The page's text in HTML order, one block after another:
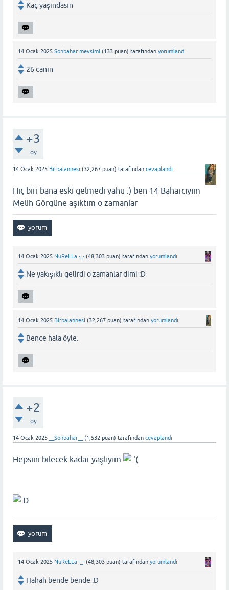
Kaç yaşındasın
14 Ocak 2025 Sonbahar mevsimi (133 puan) tarafından yorumlandı
26 canın
+3
oy
14 Ocak 2025 Birbalannesi (32,267 puan) tarafından cevaplandı
Hiç biri bana eski gelmedi yahu :) ben 14 Baharcıyım
Melih Görgüne aşıktım o zamanlar
14 Ocak 2025 NuReLLa -_- (48,303 puan) tarafından yorumlandı
Ne yakışıklı gelirdi o zamanlar dimi :D
14 Ocak 2025 Birbalannesi (32,267 puan) tarafından yorumlandı
Bence hala öyle.
+2
oy
14 Ocak 2025 __Sonbahar__ (1,532 puan) tarafından cevaplandı
Hepsini bilecek kadar yaşlıyım
14 Ocak 2025 NuReLLa -_- (48,303 puan) tarafından yorumlandı
Hahah bende bende :D